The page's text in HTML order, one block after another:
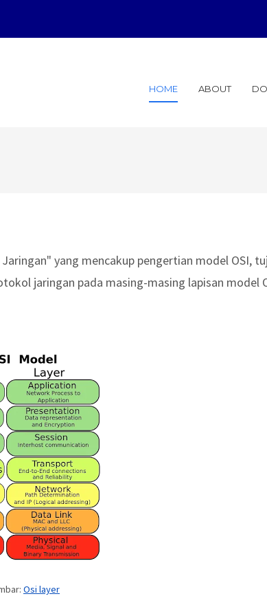
HOME ABOUT
yang mencakup pengertian model OSI,
jaringan pada masing-masing lapisan model
Osi layer